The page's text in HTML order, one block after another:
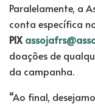
Paralelamente, a
conta específica
PIX
doações de
da campanha.
“Ao final,